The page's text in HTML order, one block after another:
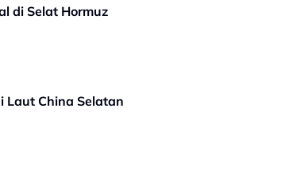
di Selat Hormuz
Laut China Selatan